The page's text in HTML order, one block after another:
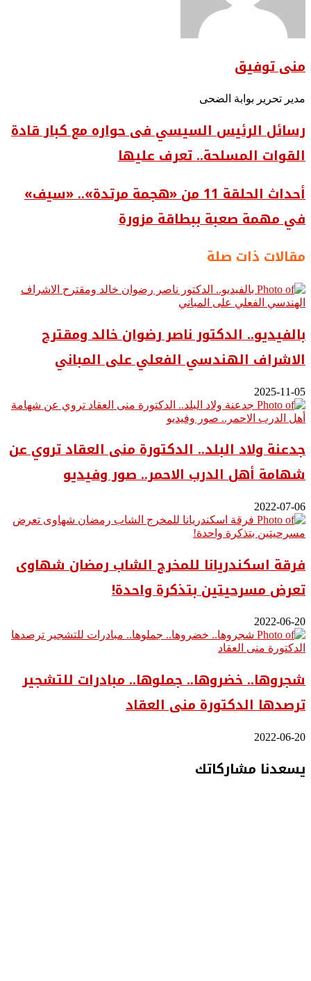
منى توفيق
مدير تحرير بوابة الضحى
رسائل الرئيس السيسي فى حواره مع كبار قادة
القوات المسلحة.. تعرف عليها
أحداث الحلقة 11 من «هجمة مرتدة».. «سيف»
في مهمة صعبة ببطاقة مزورة
مقالات ذات صلة
بالفيديو.. ‎الدكتور ناصر رضوان خالد ومقترح
الاشراف الهندسي الفعلي على المباني
2025-11-05
جدعنة ولاد البلد.. الدكتورة منى العقاد تروي عن
شهامة أهل الدرب الاحمر.. صور وفيديو
2022-07-06
فرقة اسكندريانا للمخرج الشاب رمضان شهاوى
تعرض مسرحيتين بتذكرة واحدة!
2022-06-20
شجروها.. خضروها.. جملوها.. مبادرات للتشجير
ترصدها الدكتورة منى العقاد
2022-06-20
يسعدنا مشاركاتك